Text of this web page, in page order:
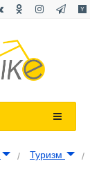
Туризм